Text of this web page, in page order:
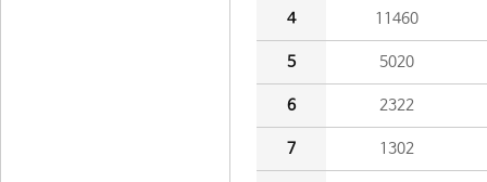
4 11460
5 5020
6 2322
7 1302